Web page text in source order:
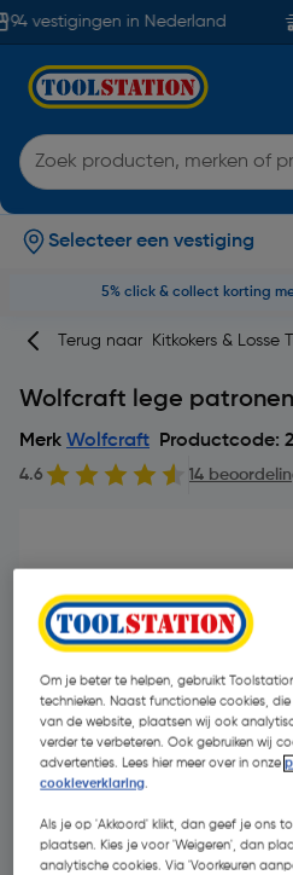
94 vestigingen in Nederland
Selecteer een vestiging
5% click & collect korting
Terug naar Kitkokers & Losse
Wolfcraft lege patronen
Merk Wolfcraft Productcode:
4.6 14
Om je beter te helpen, gebruikt
technieken. Naast functionele cookies,
van de website, plaatsen wij ook
verder te verbeteren. Ook gebruiken wij
advertenties. Lees hier meer over in onze
cookieverklaring.
Als je op 'Akkoord' klikt, dan geef je ons
plaatsen. Kies je voor 'Weigeren', dan
analytische cookies. Via 'Voorkeuren